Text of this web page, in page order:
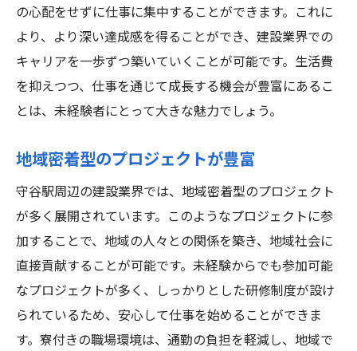
の心配をせずに仕事に集中することができます。これに
より、より深い達成感を得ることができ、建設業界での
キャリアを一歩ずつ築いていくことが可能です。生活費
を抑えつつ、仕事を通じて成長する機会が豊富にあるこ
とは、未経験者にとって大きな魅力でしょう。
地域密着型のプロジェクトが豊富
守谷駅周辺の建設業界では、地域密着型のプロジェクト
が多く展開されています。このようなプロジェクトに参
加することで、地域の人々との関係を築き、地域社会に
直接貢献することが可能です。未経験からでも参加可能
なプロジェクトが多く、しっかりとした研修制度が設け
られているため、安心して仕事を始めることができま
す。寮付きの職場環境は、通勤の負担を軽減し、地域で